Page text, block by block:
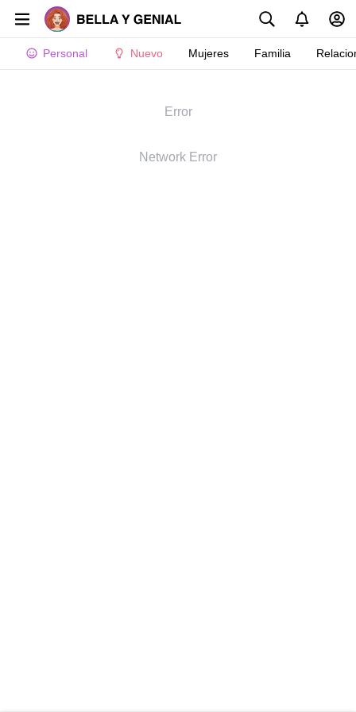
Personal Nuevo Mujeres Familia
Error
Network Error